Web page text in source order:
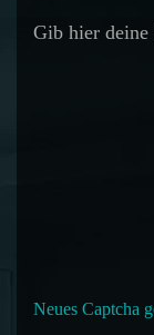
Neues Captcha